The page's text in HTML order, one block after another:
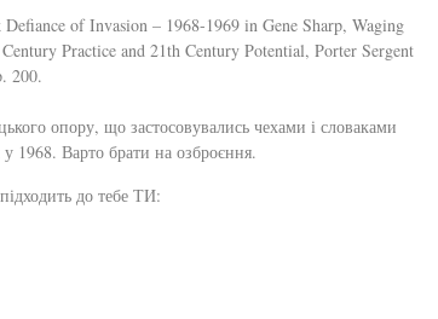
of Invasion – 1968-1969 in Gene Sharp, Waging
Practice and 21th Century Potential, Porter Sergent
200.
опору, що застосовувались чехами і словаками
1968. Варто брати на озброєння.
до тебе ТИ: